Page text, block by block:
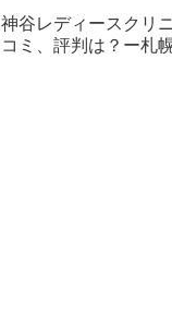
神谷レディースクリ
コミ、評判は？ー札